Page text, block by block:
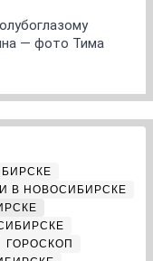
— фото Тима
В НОВОСИБИРСКЕ
ГОРОСКОП